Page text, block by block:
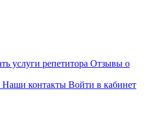
услуги репетитора Отзывы о
Наши контакты Войти в кабинет